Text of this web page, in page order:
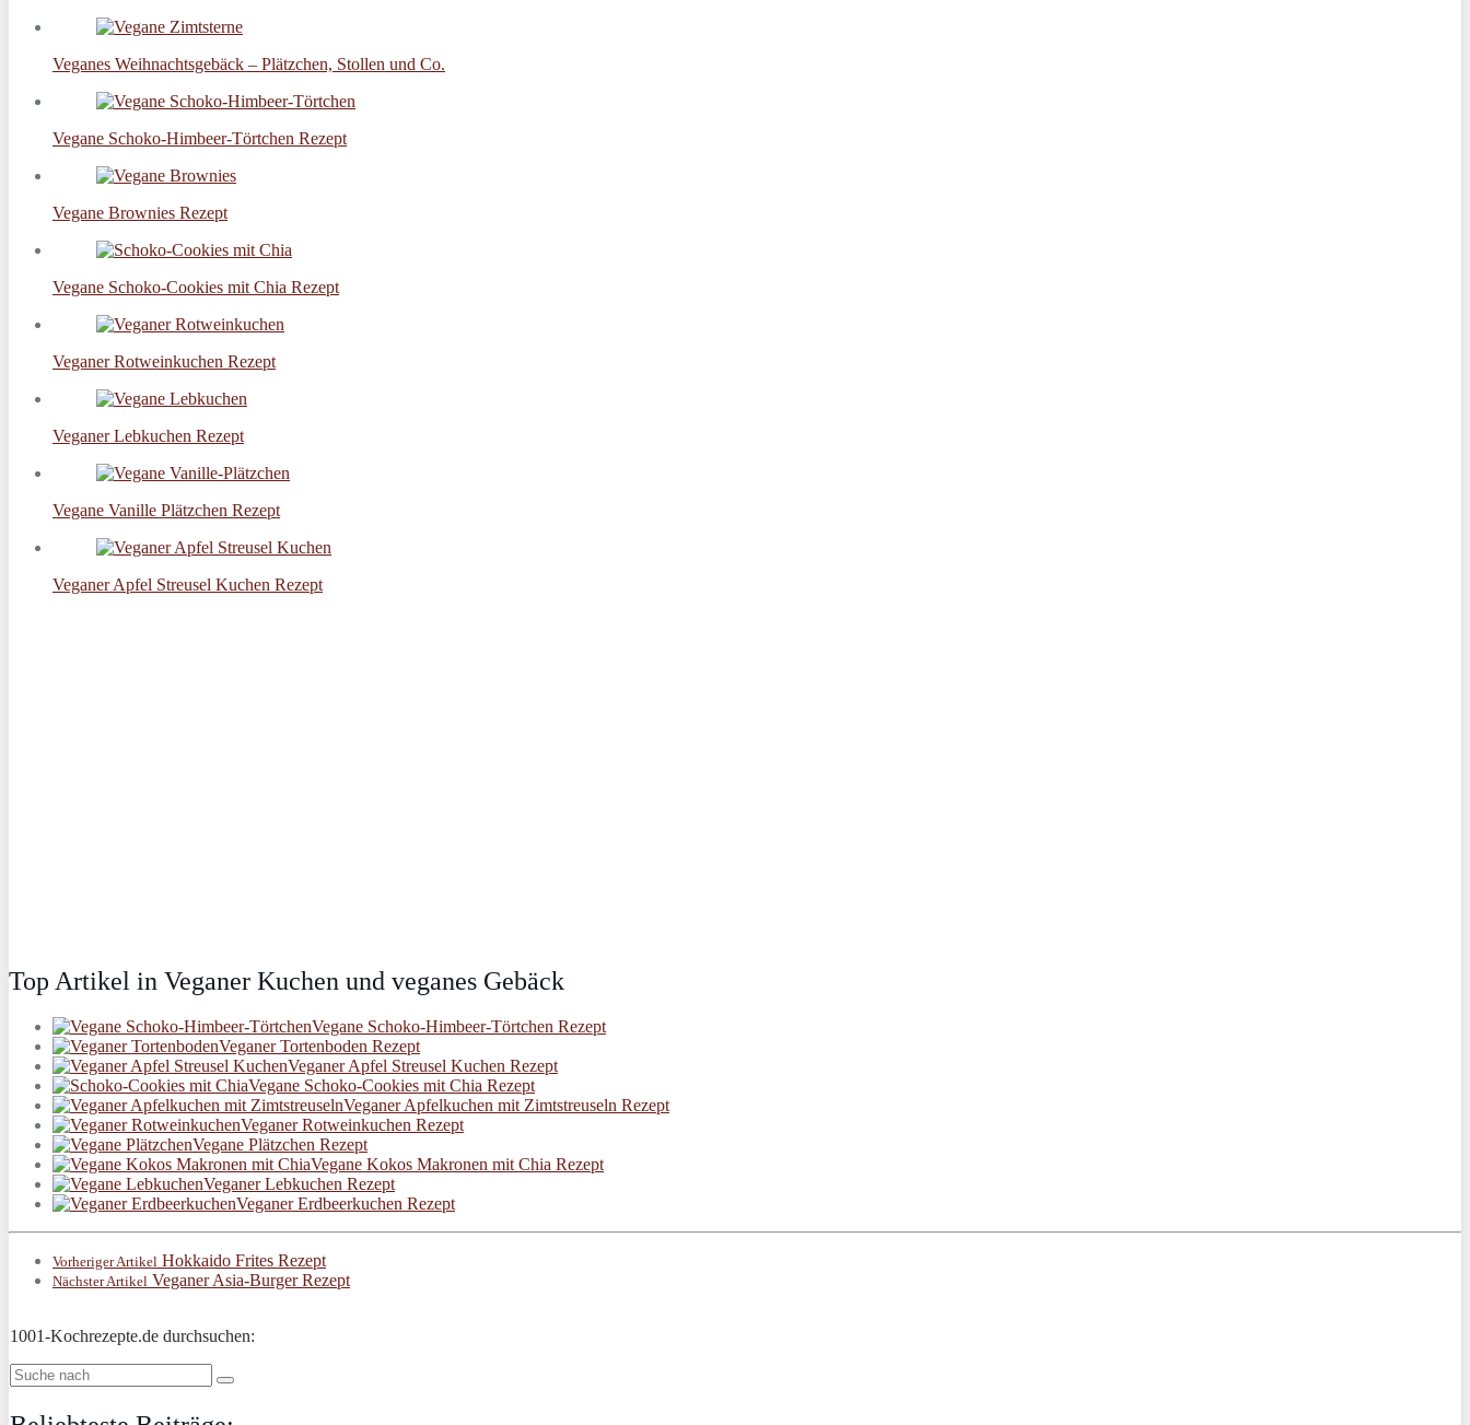
Veganes Weihnachtsgebäck – Plätzchen, Stollen und Co.
Vegane Schoko-Himbeer-Törtchen Rezept
Vegane Brownies Rezept
Vegane Schoko-Cookies mit Chia Rezept
Veganer Rotweinkuchen Rezept
Veganer Lebkuchen Rezept
Vegane Vanille Plätzchen Rezept
Veganer Apfel Streusel Kuchen Rezept
Top Artikel in Veganer Kuchen und veganes Gebäck
Vegane Schoko-Himbeer-Törtchen Rezept
Veganer Tortenboden Rezept
Veganer Apfel Streusel Kuchen Rezept
Vegane Schoko-Cookies mit Chia Rezept
Veganer Apfelkuchen mit Zimtstreuseln Rezept
Veganer Rotweinkuchen Rezept
Vegane Plätzchen Rezept
Vegane Kokos Makronen mit Chia Rezept
Veganer Lebkuchen Rezept
Veganer Erdbeerkuchen Rezept
Vorheriger Artikel Hokkaido Frites Rezept
Nächster Artikel Veganer Asia-Burger Rezept
1001-Kochrezepte.de durchsuchen: